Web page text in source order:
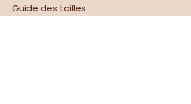
Guide des tailles